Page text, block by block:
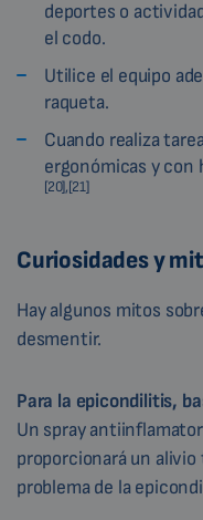
deportes o
el codo.
Utilice el equipo
raqueta.
Cuando realiza
ergonómicas y con
[20],[21]
Curiosidades y
Hay algunos mitos
desmentir.
Para la epicondilitis,
Un spray
proporcionará un
problema de la